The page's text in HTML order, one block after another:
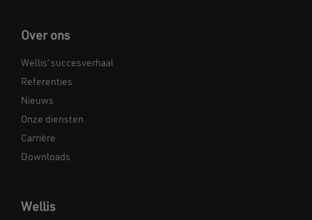
Over ons
Wellis’ succesverhaal
Referenties
Nieuws
Onze diensten
Carrière
Downloads
Wellis